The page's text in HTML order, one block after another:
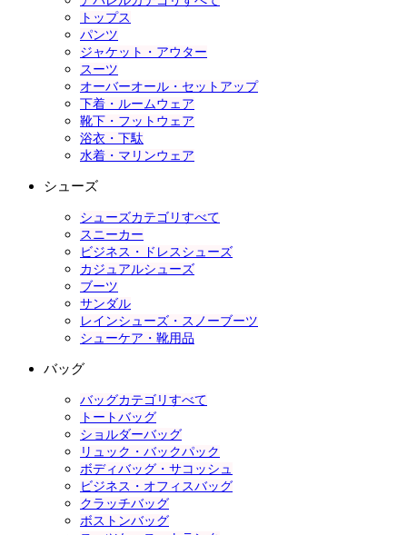
トップス
パンツ
ジャケット・アウター
スーツ
オーバーオール・セットアップ
下着・ルームウェア
靴下・フットウェア
浴衣・下駄
水着・マリンウェア
シューズ
シューズカテゴリすべて
スニーカー
ビジネス・ドレスシューズ
カジュアルシューズ
ブーツ
サンダル
レインシューズ・スノーブーツ
シューケア・靴用品
バッグ
バッグカテゴリすべて
トートバッグ
ショルダーバッグ
リュック・バックパック
ボディバッグ・サコッシュ
ビジネス・オフィスバッグ
クラッチバッグ
ボストンバッグ